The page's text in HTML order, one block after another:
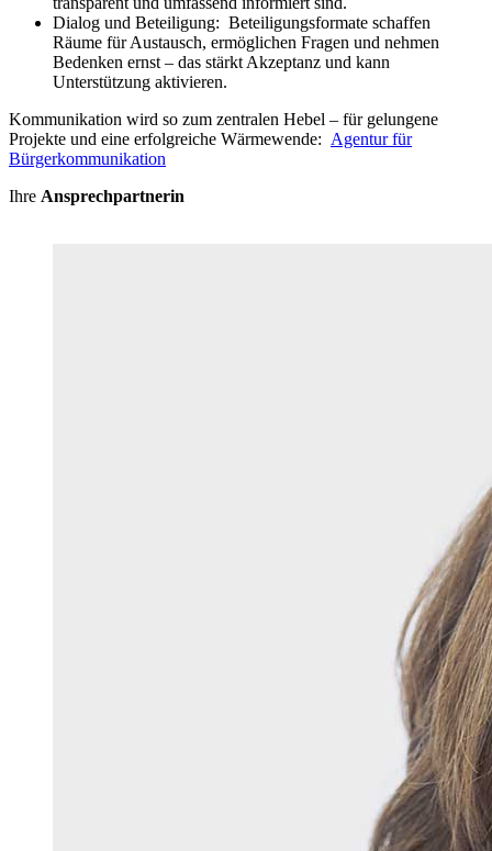
Dialog und Beteiligung: Beteiligungsformate schaffen
Räume für Austausch, ermöglichen Fragen und nehmen
Bedenken ernst – das stärkt Akzeptanz und kann
Unterstützung aktivieren.
Kommunikation wird so zum zentralen Hebel – für gelungene
Projekte und eine erfolgreiche Wärmewende: Agentur für
Bürgerkommunikation
Ihre Ansprechpartnerin